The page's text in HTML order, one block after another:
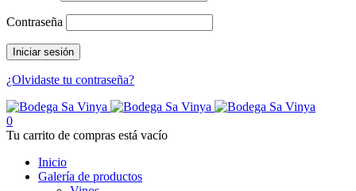
Contraseña
¿Olvidaste tu contraseña?
0
Tu carrito de compras está vacío
Inicio
Galería de productos